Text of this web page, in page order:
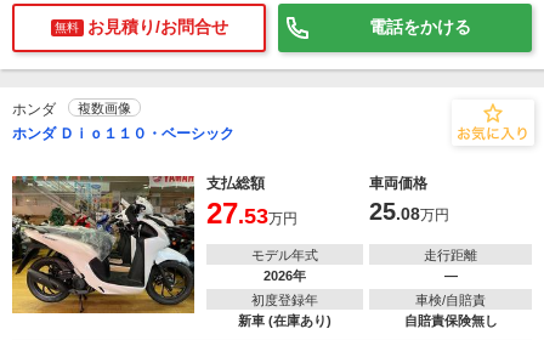
無料 お見積り/お問合せ 電話をかける
ホンダ 複数画像
ホンダ Ｄｉｏ１１０・ベーシック
支払総額 車両価格
27.53万円 25.08万円
モデル年式
2026年
走行距離
―
初度登録年
新車 (在庫あり)
車検/自賠責
自賠責保険無し